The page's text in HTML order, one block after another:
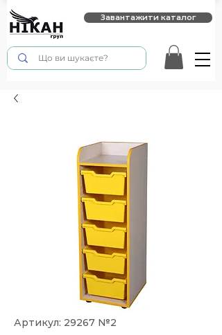
Завантажити каталог
Артикул: 29267 №2